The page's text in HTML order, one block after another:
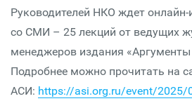
Руководителей НКО ждет онлайн-
со СМИ – 25 лекций от ведущих
менеджеров издания
Подробнее можно прочитать на
АСИ: https://asi.org.ru/event/2025/